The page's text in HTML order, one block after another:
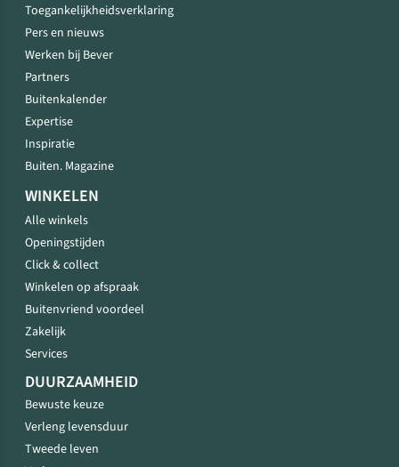
Toegankelijkheidsverklaring
Pers en nieuws
Werken bij Bever
Partners
Buitenkalender
Expertise
Inspiratie
Buiten. Magazine
WINKELEN
Alle winkels
Openingstijden
Click & collect
Winkelen op afspraak
Buitenvriend voordeel
Zakelijk
Services
DUURZAAMHEID
Bewuste keuze
Verleng levensduur
Tweede leven